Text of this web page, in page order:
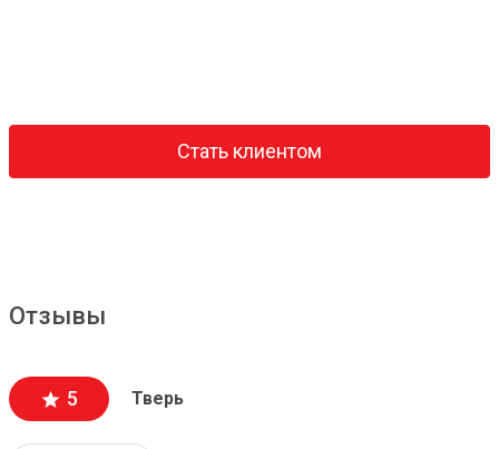
Стать клиентом
Отзывы
5 Тверь